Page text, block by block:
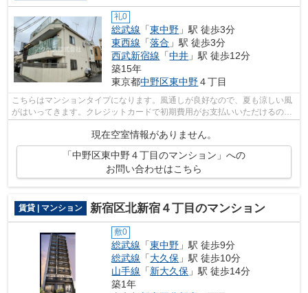
礼0
総武線 「東中野 」駅 徒歩3分
東西線 「落合 」駅 徒歩3分
西武新宿線 「中井 」駅 徒歩12分
築15年
東京都中野区東中野４丁目
こちらはマンションタイプになります。風通しが良好なので、夏も涼しい風
がはいってきます。クレジットカードで初期費用がお支払いいただけるの
で、決済の手間が軽減できます。2駅利用...
現在空室情報がありません。
「中野区東中野４丁目のマンション」への
お問い合わせはこちら
賃貸 | マンション 新宿区北新宿４丁目のマンション
敷0
総武線 「東中野 」駅 徒歩9分
総武線 「大久保 」駅 徒歩10分
山手線 「新大久保 」駅 徒歩14分
築1年